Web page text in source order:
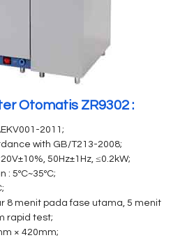
Otomatis ZR9302 :
2011;
with GB/T213-2008;
50Hz±1Hz, ≤0.2kW;
5ºC~35ºC;
8 menit pada fase utama, 5 menit
rapid test;
× 420mm;